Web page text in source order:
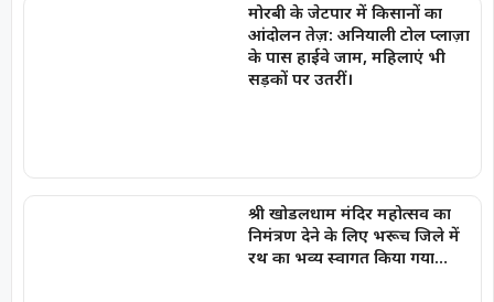
मोरबी के जेटपार में किसानों का
आंदोलन तेज़: अनियाली टोल प्लाज़ा
के पास हाईवे जाम, महिलाएं भी
सड़कों पर उतरीं।
श्री खोडलधाम मंदिर महोत्सव का
निमंत्रण देने के लिए भरूच जिले में
रथ का भव्य स्वागत किया गया…